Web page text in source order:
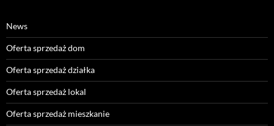
News
Oferta sprzedaż dom
Oferta sprzedaż działka
Oferta sprzedaż lokal
Oferta sprzedaż mieszkanie